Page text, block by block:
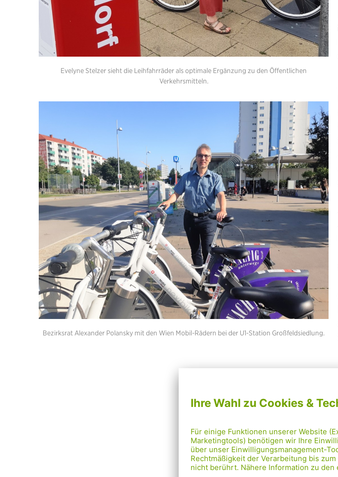
Evelyne Stelzer sieht die Leihfahrräder als optimale Ergänzung zu den Öffentlichen
Verkehrsmitteln.
Bezirksrat Alexander Polansky mit den Wien Mobil-Rädern bei der U1-Station Großfeldsiedlung.